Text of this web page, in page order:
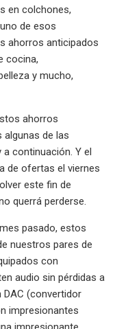
en colchones,
de esos
ahorros anticipados
cocina,
y mucho,
ahorros
algunas de las
continuación. Y el
de ofertas el viernes
este fin de
querrá perderse.
pasado, estos
nuestros pares de
con
audio sin pérdidas a
DAC (convertidor
impresionantes